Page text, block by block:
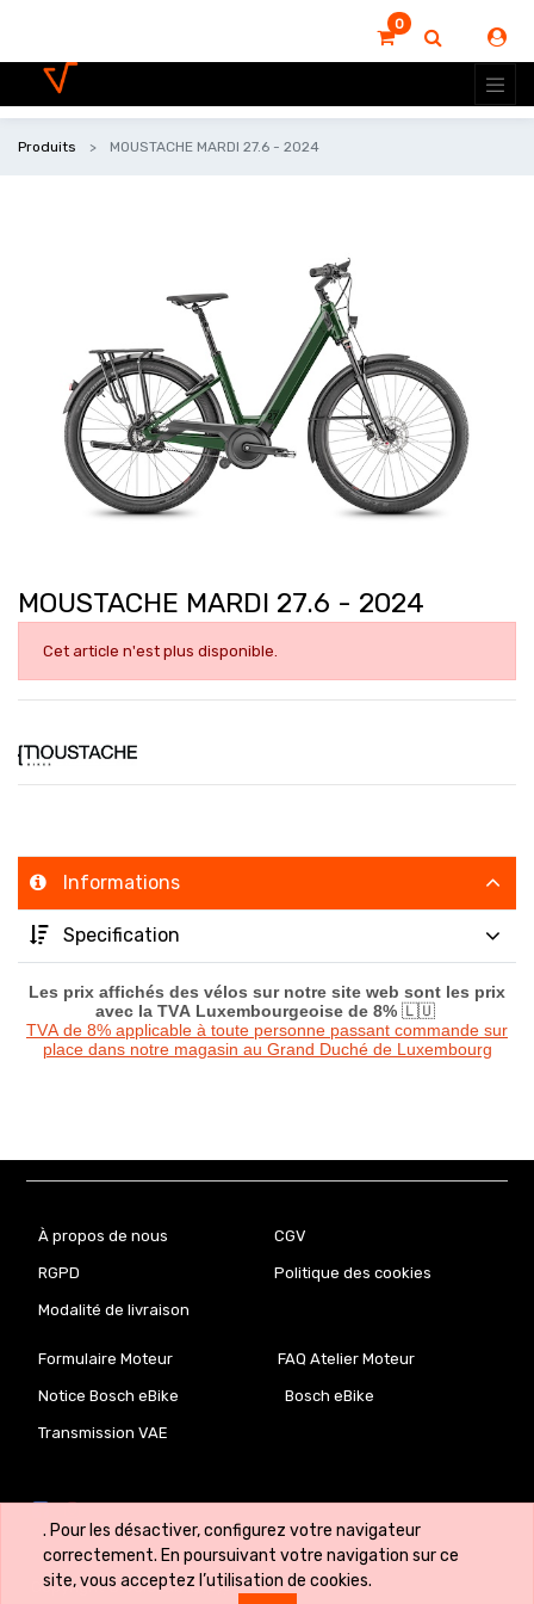
. Pour les désactiver, configurez votre navigateur
correctement. En poursuivant votre navigation sur ce
site, vous acceptez l’utilisation de cookies.
0
Produits MOUSTACHE MARDI 27.6 - 2024
MOUSTACHE MARDI 27.6 - 2024
Cet article n'est plus disponible.
Informations
Specification
Les prix affichés des vélos sur notre site web sont les prix
avec la TVA Luxembourgeoise de 8% 🇱🇺
TVA de 8% applicable à toute personne passant commande sur
place dans notre magasin au Grand Duché de Luxembourg
À propos de nous CGV
RGPD Politique des cookies
Modalité de livraison
Formulaire Moteur FAQ Atelier Moteur
Notice Bosch eBike Bosch eBike
Transmission VAE
Copyright © VeloLab.lu 🇱🇺